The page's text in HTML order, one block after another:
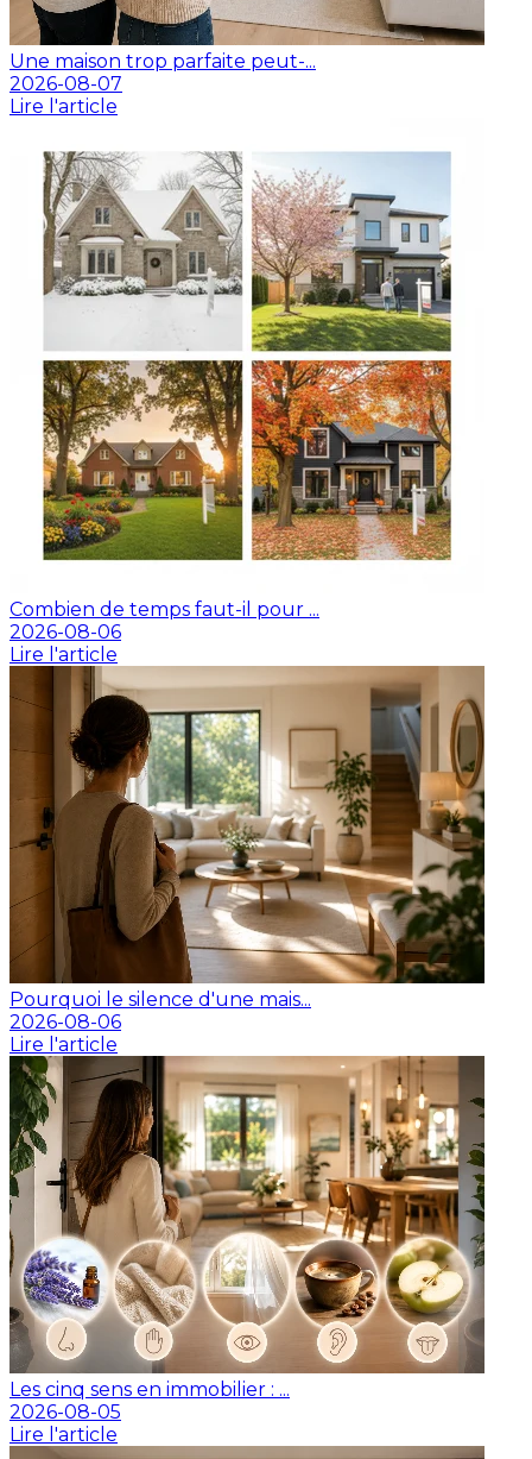
Une maison trop parfaite peut-...
2026-08-07
Lire l'article
Combien de temps faut-il pour ...
2026-08-06
Lire l'article
Pourquoi le silence d'une mais...
2026-08-06
Lire l'article
Les cinq sens en immobilier : ...
2026-08-05
Lire l'article